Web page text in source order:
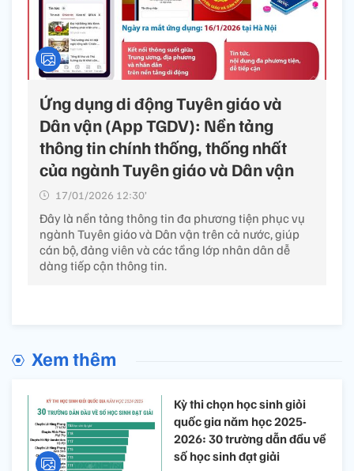
Ứng dụng di động Tuyên giáo và
Dân vận (App TGDV): Nền tảng
thông tin chính thống, thống nhất
của ngành Tuyên giáo và Dân vận
17/01/2026 12:30’
Đây là nền tảng thông tin đa phương tiện phục vụ
ngành Tuyên giáo và Dân vận trên cả nước, giúp
cán bộ, đảng viên và các tầng lớp nhân dân dễ
dàng tiếp cận thông tin.
Xem thêm
Kỳ thi chọn học sinh giỏi
quốc gia năm học 2025-
2026: 30 trường dẫn đầu về
số học sinh đạt giải